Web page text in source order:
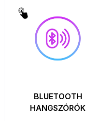
BLUETOOTH
HANGSZÓRÓK